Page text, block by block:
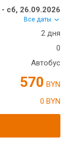
сб, 26.09.2026
Все даты
2 дня
0
Автобус
570 BYN
0 BYN